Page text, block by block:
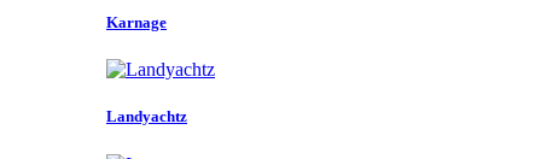
Karnage
Landyachtz